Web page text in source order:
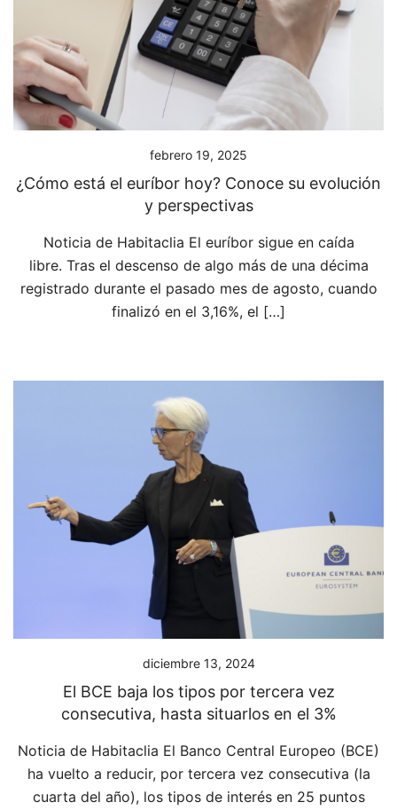
febrero 19, 2025
¿Cómo está el euríbor hoy? Conoce su evolución
y perspectivas
Noticia de Habitaclia El euríbor sigue en caída
libre. Tras el descenso de algo más de una décima
registrado durante el pasado mes de agosto, cuando
finalizó en el 3,16%, el […]
diciembre 13, 2024
El BCE baja los tipos por tercera vez
consecutiva, hasta situarlos en el 3%
Noticia de Habitaclia El Banco Central Europeo (BCE)
ha vuelto a reducir, por tercera vez consecutiva (la
cuarta del año), los tipos de interés en 25 puntos